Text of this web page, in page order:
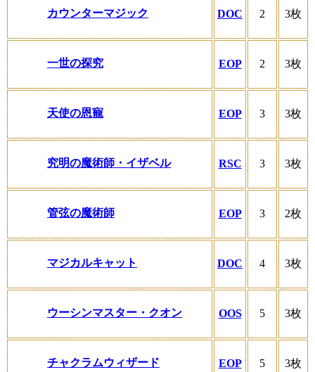
カウンターマジック DOC 2 3枚
一世の探究 EOP 2 3枚
天使の恩寵 EOP 3 3枚
究明の魔術師・イザベル RSC 3 3枚
管弦の魔術師 EOP 3 2枚
マジカルキャット DOC 4 3枚
ウーシンマスター・クオン OOS 5 3枚
チャクラムウィザード EOP 5 3枚